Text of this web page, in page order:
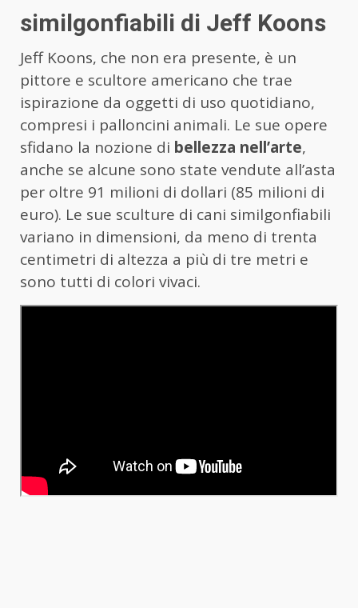
similgonfiabili di Jeff Koons
Jeff Koons, che non era presente, è un
pittore e scultore americano che trae
ispirazione da oggetti di uso quotidiano,
compresi i palloncini animali. Le sue opere
sfidano la nozione di bellezza nell’arte,
anche se alcune sono state vendute all’asta
per oltre 91 milioni di dollari (85 milioni di
euro). Le sue sculture di cani similgonfiabili
variano in dimensioni, da meno di trenta
centimetri di altezza a più di tre metri e
sono tutti di colori vivaci.